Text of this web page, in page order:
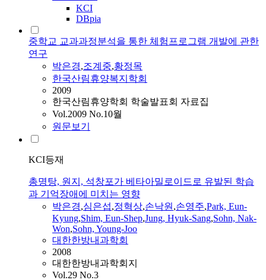
KCI
DBpia
중학교 교과과정분석을 통한 체험프로그램 개발에 관한
연구
박은경,조계중,황정목
한국산림휴양복지학회
2009
한국산림휴양학회 학술발표회 자료집
Vol.2009 No.10월
원문보기
KCI등재
총명탕, 원지, 석창포가 베타아밀로이드로 유발된 학습
과 기억장애에 미치는 영향
박은경,심은섭,정혁상,손낙원,손영주,Park, Eun-
Kyung,Shim, Eun-Shep,Jung, Hyuk-Sang,Sohn, Nak-
Won,Sohn, Young-Joo
대한한방내과학회
2008
대한한방내과학회지
Vol.29 No.3